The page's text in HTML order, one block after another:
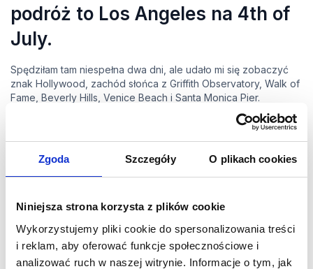
Zgoda Szczegóły O plikach cookies
Niniejsza strona korzysta z plików cookie
Wykorzystujemy pliki cookie do spersonalizowania treści
i reklam, aby oferować funkcje społecznościowe i
analizować ruch w naszej witrynie. Informacje o tym, jak
podróż to Los Angeles na 4th of
July.
Spędziłam tam niespełna dwa dni, ale udało mi się zobaczyć
znak Hollywood, zachód słońca z Griffith Observatory, Walk of
Fame, Beverly Hills, Venice Beach i Santa Monica Pier.
Szczerze mówiąc te dwa dni w zupełności wystarczyły. W
żadnym z tych miejsc nie trzeba zatrzymywać się na długo.
Jestem pewna, że wrócę do Kalifornii na dłuższy roadtrip, bo
wiem jak wiele jest tam wspaniałych miejsc do zobaczenia.
Jeśli wy jednak macie wolny weekend – zdecydowanie
polecam taki szybki trip do LA.